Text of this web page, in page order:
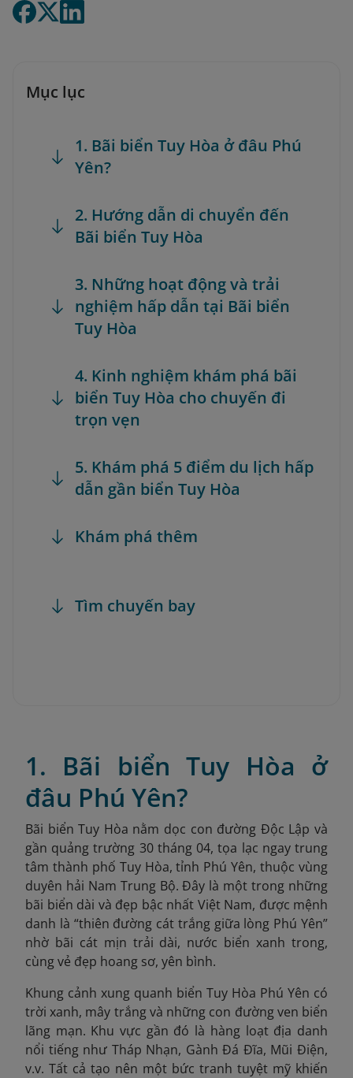
Mục lục
1. Bãi biển Tuy Hòa ở đâu Phú
Yên?
2. Hướng dẫn di chuyển đến
Bãi biển Tuy Hòa
3. Những hoạt động và trải
nghiệm hấp dẫn tại Bãi biển
Tuy Hòa
4. Kinh nghiệm khám phá bãi
biển Tuy Hòa cho chuyến đi
trọn vẹn
5. Khám phá 5 điểm du lịch hấp
dẫn gần biển Tuy Hòa
Khám phá thêm
Tìm chuyến bay
1. Bãi biển Tuy Hòa ở
đâu Phú Yên?
Bãi biển Tuy Hòa nằm dọc con đường Độc Lập và
gần quảng trường 30 tháng 04, tọa lạc ngay trung
tâm thành phố Tuy Hòa, tỉnh Phú Yên, thuộc vùng
duyên hải Nam Trung Bộ. Đây là một trong những
bãi biển dài và đẹp bậc nhất Việt Nam, được mệnh
danh là “thiên đường cát trắng giữa lòng Phú Yên”
nhờ bãi cát mịn trải dài, nước biển xanh trong,
cùng vẻ đẹp hoang sơ, yên bình.
Khung cảnh xung quanh biển Tuy Hòa Phú Yên có
trời xanh, mây trắng và những con đường ven biển
lãng mạn. Khu vực gần đó là hàng loạt địa danh
nổi tiếng như Tháp Nhạn, Gành Đá Đĩa, Mũi Điện,
v.v. Tất cả tạo nên một bức tranh tuyệt mỹ khiến